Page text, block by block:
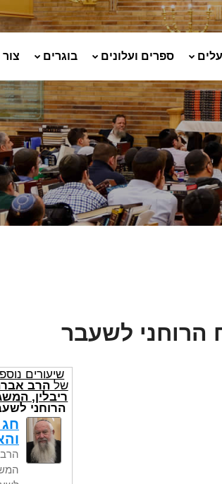
ספרים ועלונים בוגרים
הרוחני לשעבר
שיעורים
שלהרב
ריבלין,
הרוחני